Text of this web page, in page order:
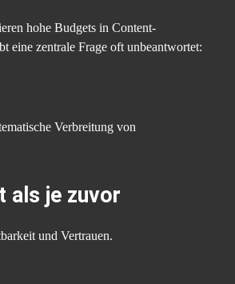
hohe Budgets in Content-
eine zentrale Frage oft unbeantwortet:
Verbreitung von
als je zuvor
und Vertrauen.